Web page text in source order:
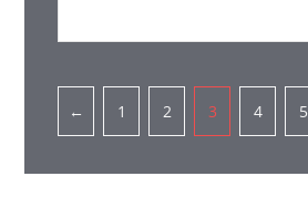
Pagination
← 1 2 3 4 5